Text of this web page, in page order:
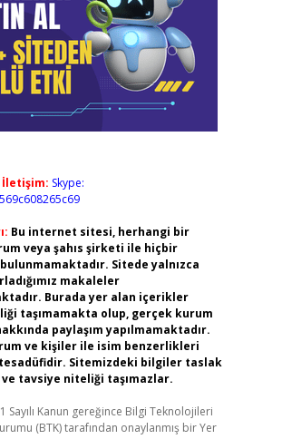
İletişim: Skype:
Bu internet sitesi, herhangi bir
veya şahıs şirketi ile hiçbir
bulunmamaktadır. Sitede yalnızca
makaleler
Burada yer alan içerikler
taşımamakta olup, gerçek kurum
paylaşım yapılmamaktadır.
ve kişiler ile isim benzerlikleri
Sitemizdeki bilgiler taslak
tavsiye niteliği taşımazlar.
Sayılı Kanun gereğince Bilgi Teknolojileri
(BTK) tarafından onaylanmış bir Yer